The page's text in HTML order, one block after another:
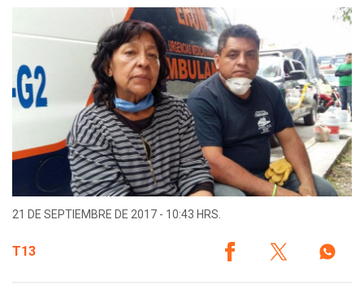
21 DE SEPTIEMBRE DE 2017 - 10:43 HRS.
T13